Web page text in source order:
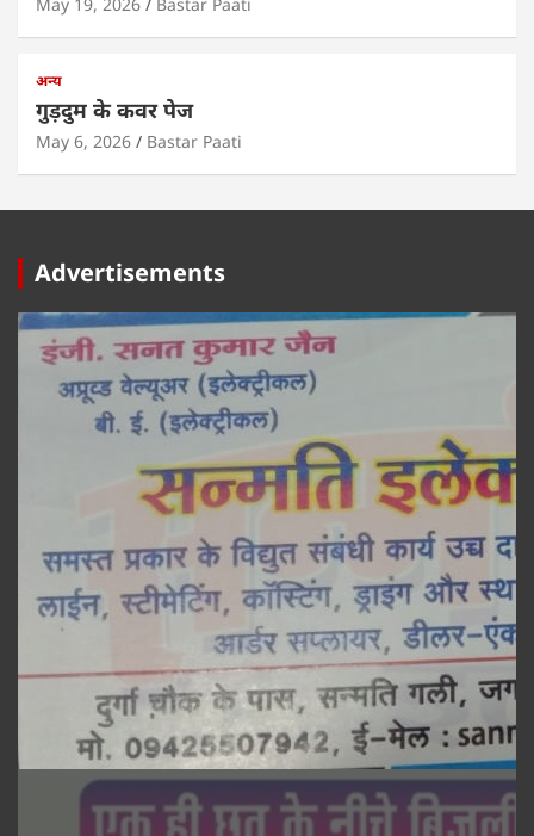
May 19, 2026 Bastar Paati
अन्य
गुड़दुम के कवर पेज
May 6, 2026 Bastar Paati
Advertisements